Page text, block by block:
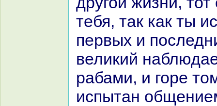
тебя, так как ты
первых и
великий
paбами, и горе
испытан